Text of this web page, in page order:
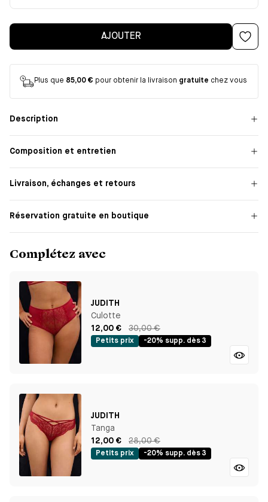
AJOUTER
Plus que 85,00 € pour obtenir la livraison gratuite chez vous
Description
Composition et entretien
Livraison, échanges et retours
Réservation gratuite en boutique
Complétez avec
JUDITH
Culotte
12,00 €
30,00 €
Petits prix -20% supp. dès 3
JUDITH
Tanga
12,00 €
28,00 €
Petits prix -20% supp. dès 3